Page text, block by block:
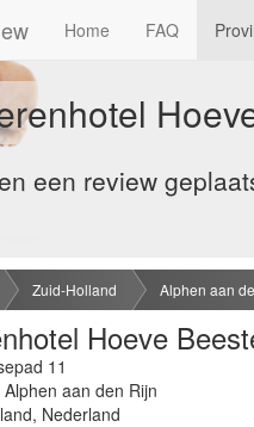
Home FAQ
een review
Zuid-Holland Alphen aan
Hoeve
11
Alphen aan den Rijn
, Nederland